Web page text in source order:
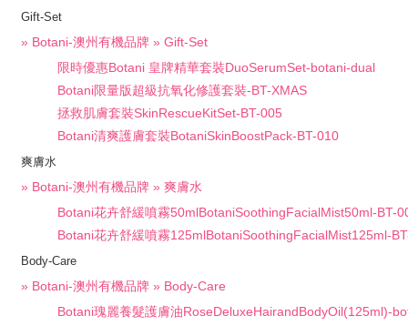
Gift-Set
» Botani-澳州有機品牌 » Gift-Set
限時優惠Botani 皇牌精華套裝DuoSerumSet-botani-dual
Botani限量版超級抗氧化修護套裝-BT-XMAS
拯救肌膚套裝SkinRescueKitSet-BT-005
Botani清爽護膚套裝BotaniSkinBoostPack-BT-010
爽膚水
» Botani-澳州有機品牌 » 爽膚水
Botani花卉舒緩噴霧50mlBotaniSoothingFacialMist50ml-BT-
Botani花卉舒緩噴霧125mlBotaniSoothingFacialMist125ml-
Body-Care
» Botani-澳州有機品牌 » Body-Care
Botani瑰麗養髮護膚油RoseDeluxeHairandBodyOil(125ml)-